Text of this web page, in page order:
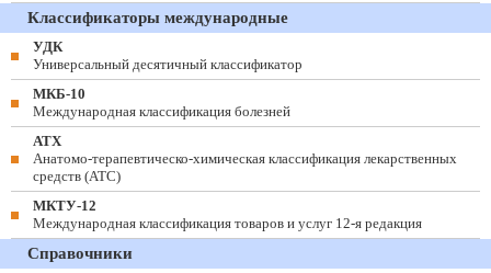
Классификаторы международные
УДК
Универсальный десятичный классификатор
МКБ-10
Международная классификация болезней
АТХ
Анатомо-терапевтическо-химическая классификация лекарственных
средств (ATC)
МКТУ-12
Международная классификация товаров и услуг 12-я редакция
Справочники